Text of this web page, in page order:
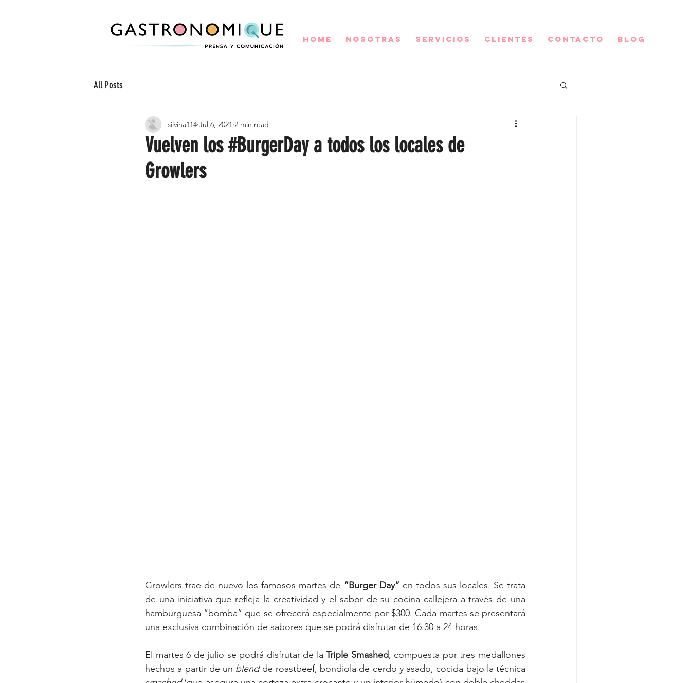
Home Nosotras Servicios Clientes Contacto BLOG
All Posts
Vuelven los #BurgerDay a todos los locales de
Growlers
silvina114 Jul 6, 2021 2 min read
Growlers trae de nuevo los famosos martes de “Burger Day” en todos sus locales. Se trata
de una iniciativa que refleja la creatividad y el sabor de su cocina callejera a través de una
hamburguesa “bomba” que se ofrecerá especialmente por $300. Cada martes se presentará
una exclusiva combinación de sabores que se podrá disfrutar de 16.30 a 24 horas.
El martes 6 de julio se podrá disfrutar de la Triple Smashed, compuesta por tres medallones
hechos a partir de un blend